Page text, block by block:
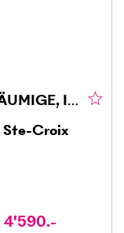
GERÄUMIGE, INKLUSIVE PARKPLATZ (4)
Ste-Croix
4'590.-